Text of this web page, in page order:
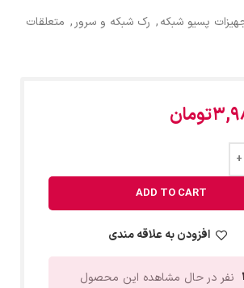
پسیو شبکه, رک شبکه و سرور, متعلقات
تومان
ADD TO CART
افزودن به علاقه مندی
نفر در حال مشاهده این محصول